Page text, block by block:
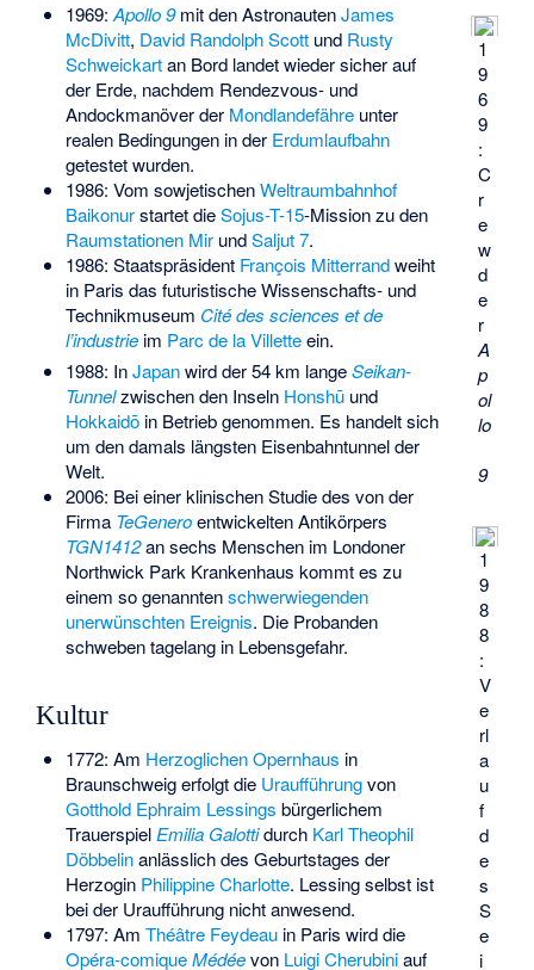
1
9
6
9
:
C
r
e
w
d
e
r
A
p
ol
lo
9
1969: Apollo 9mit den AstronautenJames
McDivitt, David Randolph Scottund Rusty
Schweickartan Bord landet wieder sicher auf
der Erde, nachdem Rendezvous- und
Andockmanöver der Mondlandefähreunter
realen Bedingungen in der Erdumlaufbahn
getestet wurden.
1986: Vom sowjetischenWeltraumbahnhof
Baikonurstartet dieSojus-T-15-Mission zu den
Raumstationen MirundSaljut 7.
1986: Staatspräsident François Mitterrandweiht
in Paris das futuristische Wissenschafts- und
Technikmuseum Cité des sciences et de
l’industrieim Parc de la Villetteein.
1
9
8
8
:
V
e
rl
a
u
f
d
e
s
S
e
i
1988: InJapanwird der 54 km langeSeikan-
Tunnelzwischen den Inseln Honshūund
Hokkaidōin Betrieb genommen. Es handelt sich
um den damals längsten Eisenbahntunnel der
Welt.
2006: Bei einer klinischen Studie des von der
Firma TeGeneroentwickelten Antikörpers
TGN1412an sechs Menschen im Londoner
Northwick Park Krankenhaus kommt es zu
einem so genanntenschwerwiegenden
unerwünschten Ereignis. Die Probanden
schweben tagelang in Lebensgefahr.
Kultur
1772: Am Herzoglichen Opernhaus in
Braunschweig erfolgt die Uraufführungvon
Gotthold Ephraim Lessings bürgerlichem
TrauerspielEmilia Galottidurch Karl Theophil
Döbbelinanlässlich des Geburtstages der
Herzogin Philippine Charlotte. Lessing selbst ist
bei der Uraufführung nicht anwesend.
1797: Am Théâtre Feydeauin Paris wird die
Opéra-comique Médéevon Luigi Cherubiniauf